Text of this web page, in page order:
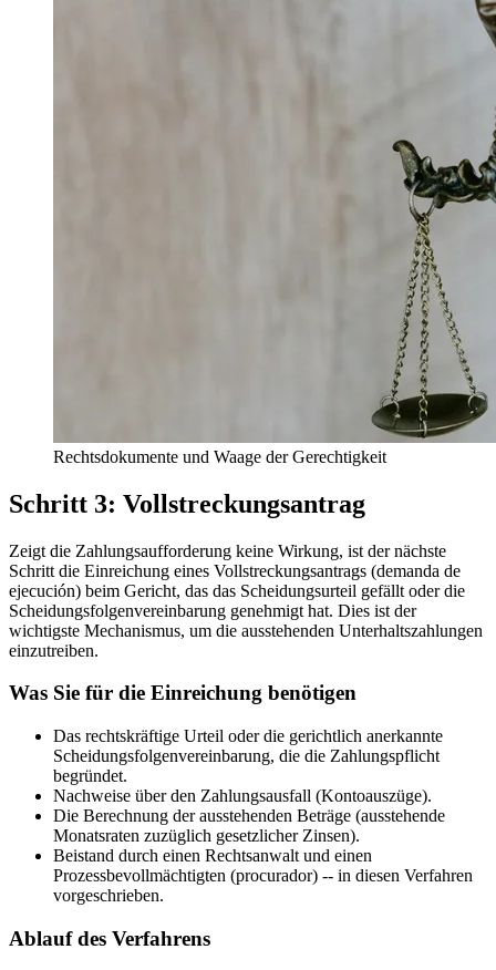
Rechtsdokumente und Waage der Gerechtigkeit
Schritt 3: Vollstreckungsantrag
Zeigt die Zahlungsaufforderung keine Wirkung, ist der nächste
Schritt die Einreichung eines Vollstreckungsantrags (demanda de
ejecución) beim Gericht, das das Scheidungsurteil gefällt oder die
Scheidungsfolgenvereinbarung genehmigt hat. Dies ist der
wichtigste Mechanismus, um die ausstehenden Unterhaltszahlungen
einzutreiben.
Was Sie für die Einreichung benötigen
Das rechtskräftige Urteil oder die gerichtlich anerkannte
Scheidungsfolgenvereinbarung, die die Zahlungspflicht
begründet.
Nachweise über den Zahlungsausfall (Kontoauszüge).
Die Berechnung der ausstehenden Beträge (ausstehende
Monatsraten zuzüglich gesetzlicher Zinsen).
Beistand durch einen Rechtsanwalt und einen
Prozessbevollmächtigten (procurador) -- in diesen Verfahren
vorgeschrieben.
Ablauf des Verfahrens